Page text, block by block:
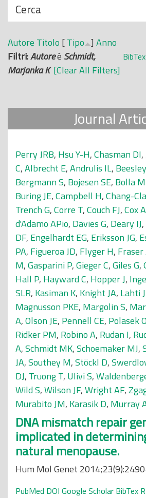
N
a
s
c
o
n
i
Cerca
BibTex
Autore Titolo [Tipo ] Anno
Filtri:Autoreè Schmidt,
Marjanka K [Clear All Filters]
Journal
Perry JRB, Hsu Y-H,Chasman DI,
C,Albrecht E,Andrulis IL,
Bergmann S, Bojesen SE, Bolla
Buring JE,Campbell H,Chang-
Trench G,Corre T,Couch FJ,Cox A
d'Adamo APio, Davies G, Deary IJ,
DF, Engelhardt EG, Eriksson JG,
PA, Figueroa JD, Flyger H, Fraser
M,Gasparini P,Gieger C,Giles G,
Hall P, Hayward C, Hopper J,
SLR, Kasiman K, Knight JA, Lahti J
Magnusson PKE, Margolin S,
A,Olson JE, Pennell CE, Polasek O
Ridker PM, Robino A, Rudan I,
A,Schmidt MK,Schoemaker MJ,
JA,Southey M,Stöckl D,
DJ, Truong T, Ulivi S,
Wild S,Wilson JF,Wright AF,
Murabito JM, Karasik D, Murray
DNA mismatch repair
implicated in
natural menopause.
Hum Mol Genet
PubMed DOI Google Scholar BibTex